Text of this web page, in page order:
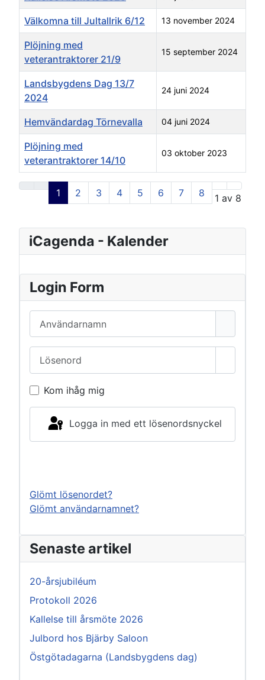
Artiklar
Välkomna till Jultallrik 6/12 13 november 2024
Plöjning med
veterantraktorer 21/9
15 september 2024
Landsbygdens Dag 13/7
2024
24 juni 2024
Hemvändardag Törnevalla 04 juni 2024
Plöjning med
veterantraktorer 14/10
03 oktober 2023
Sida 1 av 8
1 2 3 4 5 6 7 8
iCagenda - Kalender
Login Form
Kom ihåg mig
Logga in med ett lösenordsnyckel
Glömt lösenordet?
Glömt användarnamnet?
Senaste artikel
20-årsjubiléum
Protokoll 2026
Kallelse till årsmöte 2026
Julbord hos Bjärby Saloon
Östgötadagarna (Landsbygdens dag)